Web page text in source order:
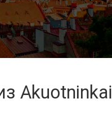
Akuotninkai